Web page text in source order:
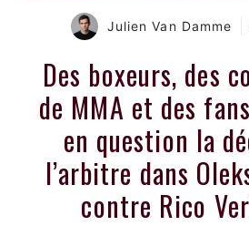
Julien Van Damme
Des boxeurs, des
de MMA et des
en question la
l’arbitre dans
contre Rico